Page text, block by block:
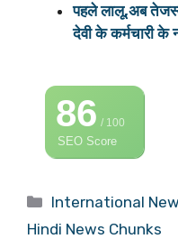
पहले लालू,अब
देवी के कर्मचारी के
86/ 100
SEO Score
Categories
International
Hindi News Chunks